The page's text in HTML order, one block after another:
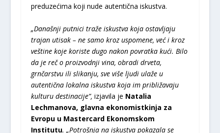
preduzećima koji nude autentična iskustva.
„Današnji putnici traže iskustva koja ostavljaju
trajan utisak – ne samo kroz uspomene, već i kroz
veštine koje koriste dugo nakon povratka kući. Bilo
da je reč o proizvodnji vina, obradi drveta,
grnčarstvu ili slikanju, sve više ljudi ulaže u
autentična lokalna iskustva koja im približavaju
kulturu destinacije”, izjavila je Natalia
Lechmanova, glavna ekonomistkinja za
Evropu u Mastercard Ekonomskom
Institutu. „Potrošnja na iskustva pokazala se